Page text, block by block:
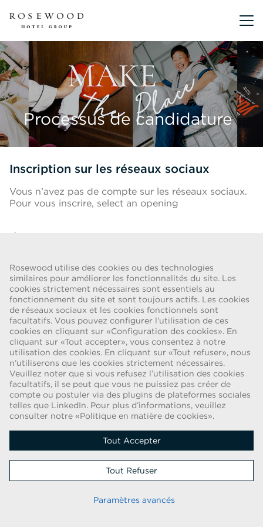
Rosewood utilise des cookies ou des technologies
similaires pour améliorer les fonctionnalités du site. Les
cookies strictement nécessaires sont essentiels au
fonctionnement du site et sont toujours actifs. Les cookies
de réseaux sociaux et les cookies fonctionnels sont
facultatifs. Vous pouvez configurer l’utilisation de ces
cookies en cliquant sur «Configuration des cookies». En
cliquant sur «Tout accepter», vous consentez à notre
utilisation des cookies. En cliquant sur «Tout refuser», nous
n’utiliserons que les cookies strictement nécessaires.
Veuillez noter que si vous refusez l’utilisation des cookies
facultatifs, il se peut que vous ne puissiez pas créer de
compte ou postuler via des plugins de plateformes sociales
telles que LinkedIn. Pour plus d’informations, veuillez
consulter notre «Politique en matière de cookies».
Tout Accepter
Tout Refuser
Paramètres avancés
Menu
Processus de candidature
Inscription sur les réseaux sociaux
Vous n’avez pas de compte sur les réseaux sociaux.
Pour vous inscrire, select an opening
ALERTE FRAUDE
Nous avons été informés d’une récente escroquerie selon laquelle des
personnes se faisant passer pour des recruteurs proposent des
contrats de travail pour le compte de Rosewood Hotel Group. Ces
sollicitations sont faites par des personnes utilisant des comptes de
messagerie électronique contenant le nom Rosewood. Les candidats
sont invités à fournir une copie de leur pièce d’identité et à envoyer
de l’argent afin de mener à bien la procédure d’embauche. Ces offres
sont frauduleuses. Rosewood Hotel Group ne demande aucune forme
de paiement aux candidats.
Copyright © 2026
Politique En Matière De Cookies |
Avis De Confidentialité Relatif Aux Candidats